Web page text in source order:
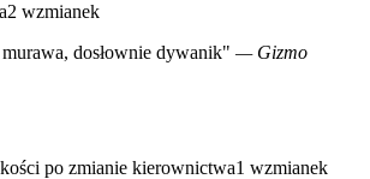
2 wzmianek
murawa, dosłownie dywanik" — Gizmo
po zmianie kierownictwa1 wzmianek